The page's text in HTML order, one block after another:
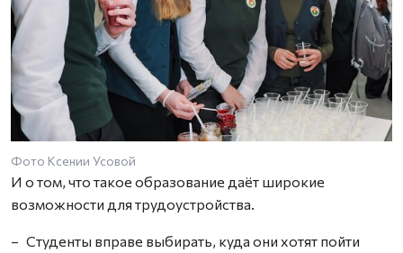
Фото Ксении Усовой
И о том, что такое образование даёт широкие
возможности для трудоустройства.
– Студенты вправе выбирать, куда они хотят пойти